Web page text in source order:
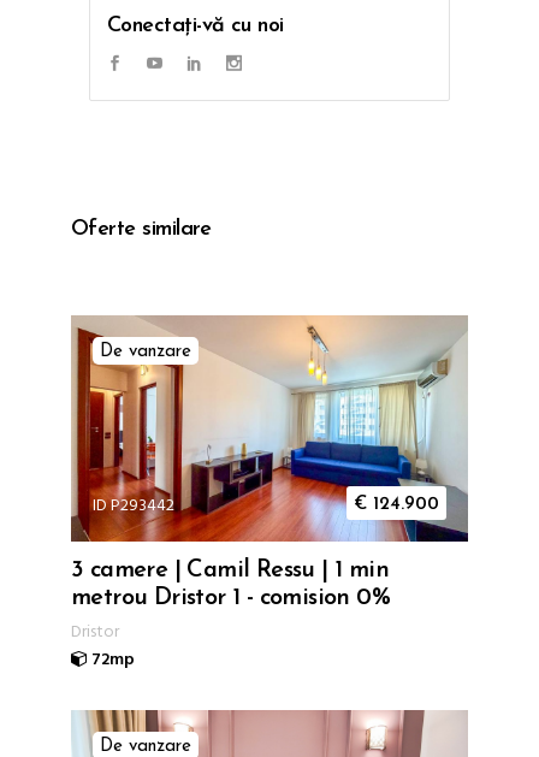
Conectați-vă cu noi
Oferte similare
De vanzare
ID P293442 € 124.900
3 camere | Camil Ressu | 1 min
metrou Dristor 1 - comision 0%
Dristor
72mp
De vanzare